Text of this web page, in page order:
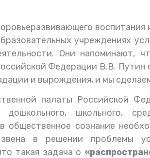
учреждениях
Они напоминают,
Федерации В.В. Путин
и вырождения, и мы
палаты Российской
школьного,
общественное сознание
в решении проблемы
такая задача о «р